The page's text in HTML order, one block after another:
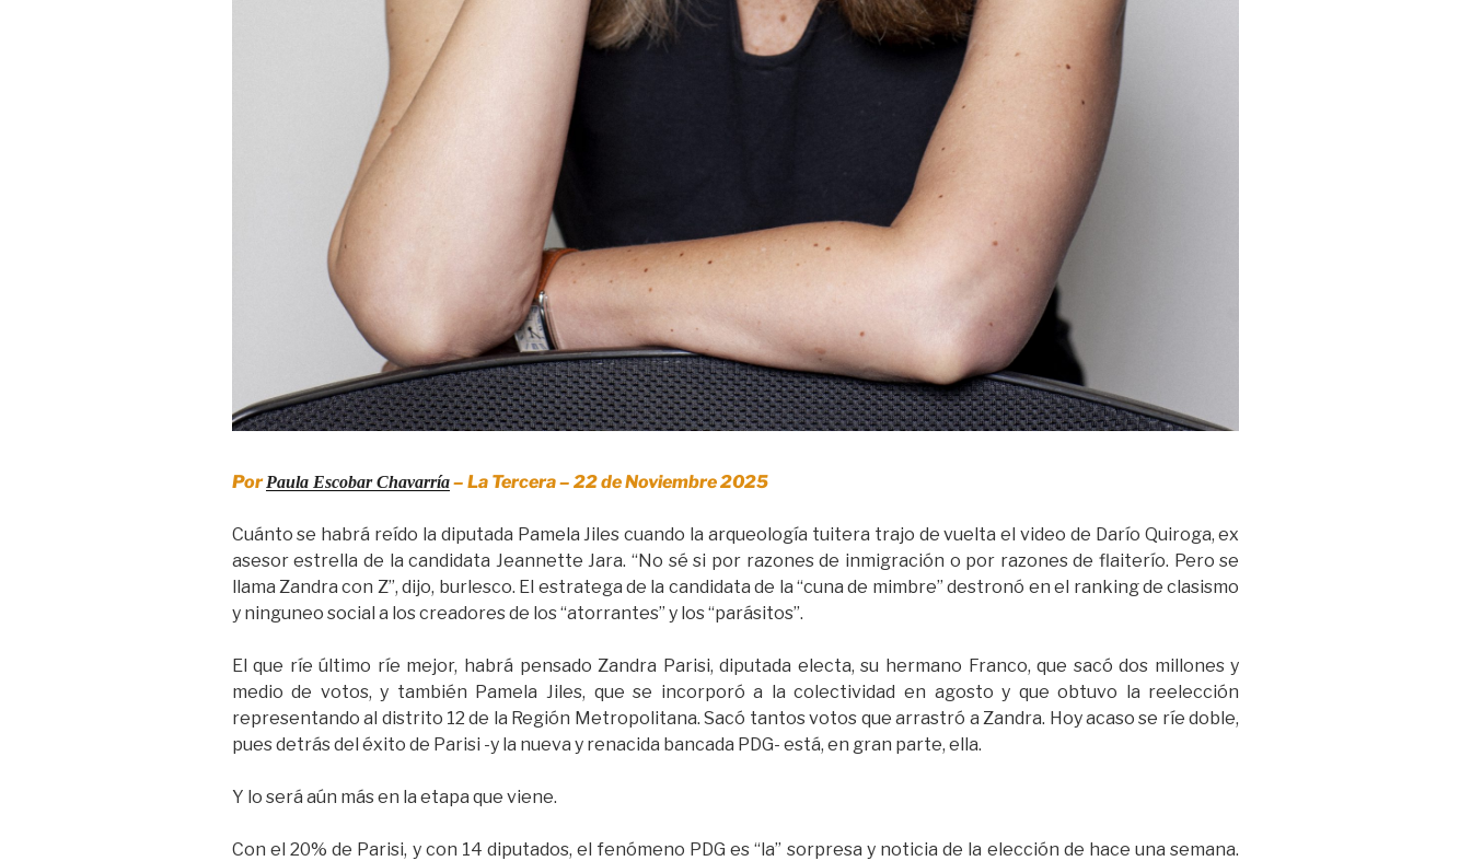
PorPaula Escobar Chavarría– La Tercera – 22 de Noviembre 2025
Cuánto se habrá reído la diputada Pamela Jiles cuando la arqueología tuitera trajo de vuelta el video de Darío Quiroga, ex
asesor estrella de la candidata Jeannette Jara. “No sé si por razones de inmigración o por razones de flaiterío. Pero se
llama Zandra con Z”, dijo, burlesco. El estratega de la candidata de la “cuna de mimbre” destronó en el ranking de clasismo
y ninguneo social a los creadores de los “atorrantes” y los “parásitos”.
El que ríe último ríe mejor, habrá pensado Zandra Parisi, diputada electa, su hermano Franco, que sacó dos millones y
medio de votos, y también Pamela Jiles, que se incorporó a la colectividad en agosto y que obtuvo la reelección
representando al distrito 12 de la Región Metropolitana. Sacó tantos votos que arrastró a Zandra. Hoy acaso se ríe doble,
pues detrás del éxito de Parisi -y la nueva y renacida bancada PDG- está, en gran parte, ella.
Y lo será aún más en la etapa que viene.
Con el 20% de Parisi, y con 14 diputados, el fenómeno PDG es “la” sorpresa y noticia de la elección de hace una semana.